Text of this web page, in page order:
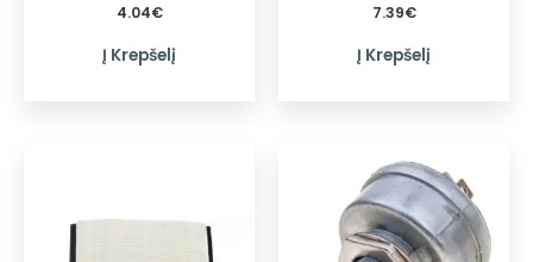
4.04€
Į Krepšelį
7.39€
Į Krepšelį